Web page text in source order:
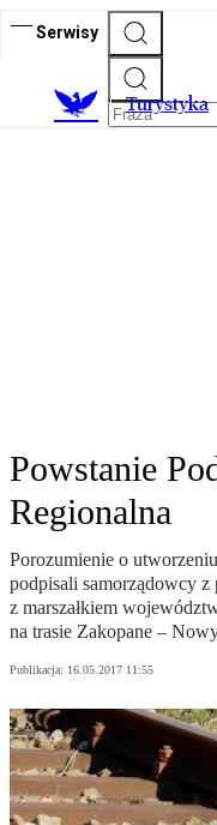
Serwisy
Turystyka
Powstanie
Regionalna
Porozumienie o
podpisali samorządowcy
z marszałkiem
na trasie Zakopane –
Publikacja: 16.05.2017 11:55